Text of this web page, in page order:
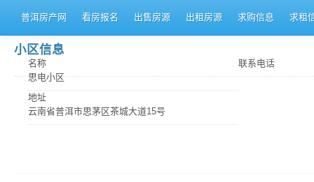
普洱房产网 看房报名 出售房源 出租房源 求购信息 求租
小区信息
名称
思电小区
地址
云南省普洱市思茅区茶城大道15号
联系电话